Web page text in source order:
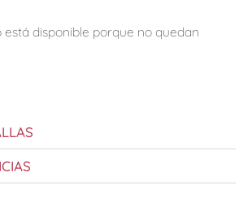
está disponible porque no quedan